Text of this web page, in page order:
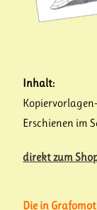
Inhalt:
Erschienen im
direkt zum
Die in